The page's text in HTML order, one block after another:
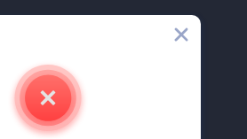
İletişim
Kariyer